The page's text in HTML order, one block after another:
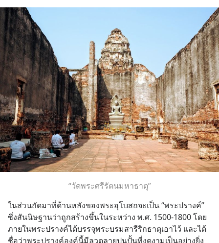
“วัดพระศรีรัตนมหาธาตุ”
ในส่วนถัดมาที่ด้านหลังของพระอุโบสถจะเป็น “พระปรางค์”
ซึ่งสันนิษฐานว่าถูกสร้างขึ้นในระหว่าง พ.ศ. 1500-1800 โดย
ภายในพระปรางค์ได้บรรจุพระบรมสารีริกธาตุเอาไว้ และได้
ชื่อว่าพระปรางค์องค์นี้มีลวดลายปูนปั้นที่งดงามเป็นอย่างยิ่ง